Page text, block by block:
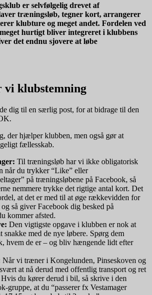
er selvfølgelig drevet af
træningsløb, tegner kort, arrangerer
klubture og meget andet. Fordelen ved
hurtigt bliver integreret i klubbens
det endnu sjovere at løbe
vi klubstemning
dig til en særlig post, for at bidrage til den
der hjælper klubben, men også gør at
fællesskab.
Til træningsløb har vi ikke obligatorisk
når du trykker “Like” eller
på træningsløbene på Facebook, så
nemmere trykke det rigtige antal kort. Det
at det er med til at øge rækkevidden for
så giver Facebook dig besked på
kommer afsted.
Den vigtigste opgave i klubben er nok at
snakke med de nye løbere. Spørg dem
hvem de er – og bliv hængende lidt efter
Når vi træner i Kongelunden, Pinseskoven og
at nå derud med offentlig transport og ret
du kører derud i bil, så skrive i den
gruppe, at du “passerer fx Vestamager